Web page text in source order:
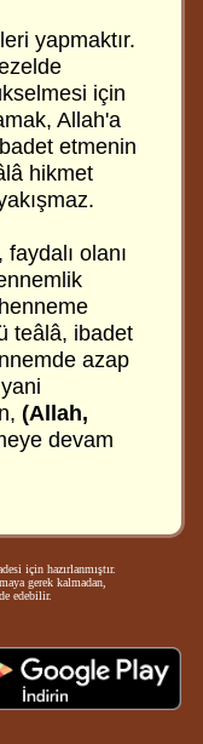
yapmaktır.
için
Allah'a
etmenin
hikmet
olanı
teâlâ, ibadet
azap
(Allah,
devam
için hazırlanmıştır.
gerek kalmadan,
edebilir.